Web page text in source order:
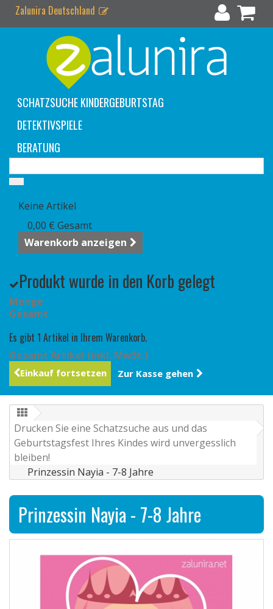
Zalunira Deutschland
SCHATZSUCHE KINDERGEBURTSTAG
DETEKTIVSPIELE
BERATUNG
Keine Artikel
0,00 € Gesamt
Warenkorb anzeigen
Produkt wurde in den Korb gelegt
Menge
Gesamt
Es gibt 1 Artikel in Ihrem Warenkorb.
Gesamt Artikel (inkl. MwSt.)
Einkauf fortsetzen Zur Kasse gehen
Drucken Sie eine Schatzsuche aus und das
Geburtstagsfest Ihres Kindes wird unvergesslich
bleiben!
Prinzessin Nayia - 7-8 Jahre
Prinzessin Nayia - 7-8 Jahre